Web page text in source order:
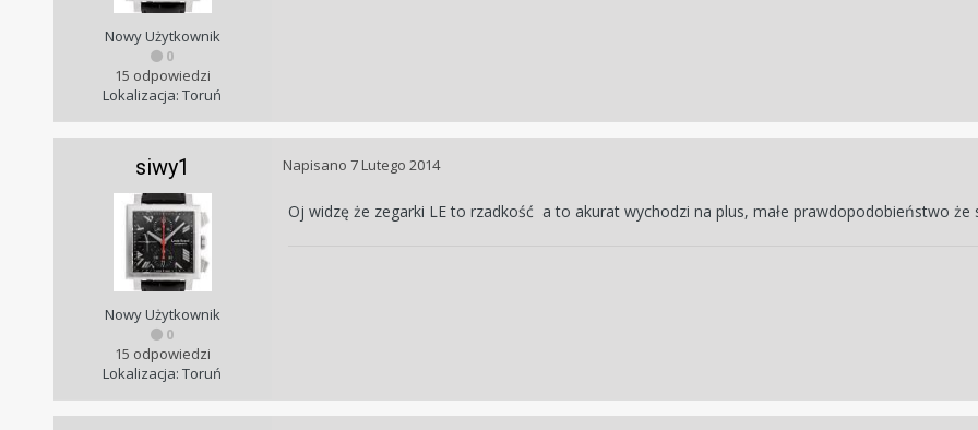
Nowy Użytkownik
0
15 odpowiedzi
Lokalizacja: Toruń
siwy1
Nowy Użytkownik
0
15 odpowiedzi
Lokalizacja: Toruń
Napisano 7 Lutego 2014
Oj widzę że zegarki LE to rzadkość a to akurat wychodzi na plus, małe prawdopodobieństwo